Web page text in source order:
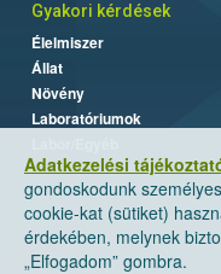
Adatkezelési
gondoskodunk
cookie-kat (sütiket)
érdekében, melynek
„Elfogadom” gombra.
Gyakori kérdések
Élelmiszer
Állat
Növény
Laboratóriumok